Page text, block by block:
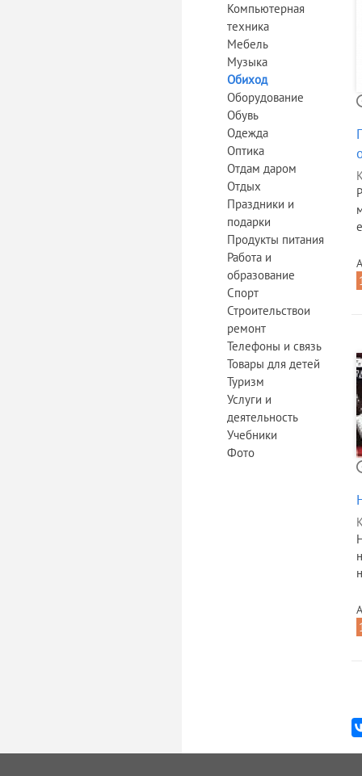
Компьютерная
техника
Мебель
Музыка
Обиход
Оборудование
Обувь
Одежда
Оптика
Отдам даром
Отдых
Праздники и
подарки
Продукты питания
Работа и
образование
Спорт
Строительствои
ремонт
Телефоны и связь
Товары для детей
Туризм
Услуги и
деятельность
Учебники
Фото